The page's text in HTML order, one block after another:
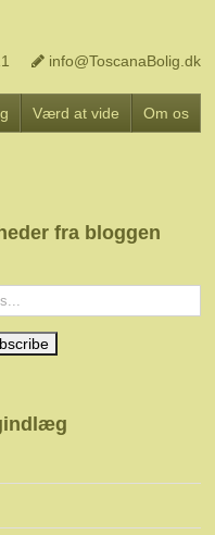
info@ToscanaBolig.dk
Værd at vide Om os
fra bloggen